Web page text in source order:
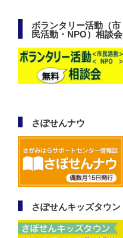
ボランタリー活動（市
民活動・NPO）相談会
さぽせんナウ
さぽせんキッズタウン